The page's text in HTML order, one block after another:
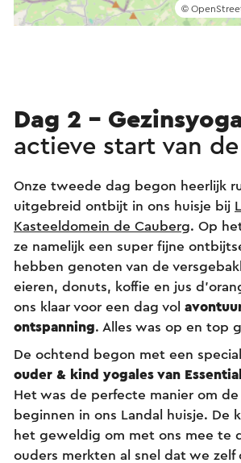
©
Dag 2 -
actieve start van
Onze tweede dag begon heerlijk
uitgebreid ontbijt in ons huisje bij
Kasteeldomein de Cauberg. Op
ze namelijk een super fijne
hebben genoten van de
eieren, donuts, koffie en jus
ons klaar voor een dag vol
ontspanning. Alles was op en top
De ochtend begon met een
ouder & kind yogales van
Het was de perfecte manier om
beginnen in ons Landal huisje. De
het geweldig om met ons mee te
ouders merkten al snel dat we zelf